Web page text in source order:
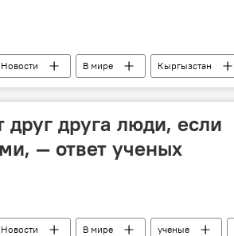
Новости В мире Кыргызстан
фейковой информации
друг друга люди, если
— ответ ученых
Новости В мире ученые